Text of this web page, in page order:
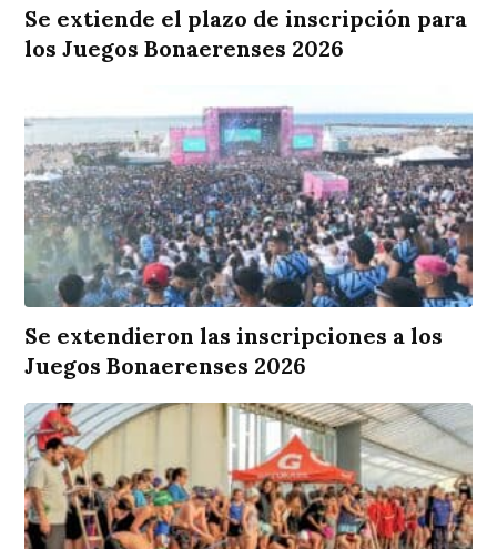
Se extiende el plazo de inscripción para
los Juegos Bonaerenses 2026
Se extendieron las inscripciones a los
Juegos Bonaerenses 2026